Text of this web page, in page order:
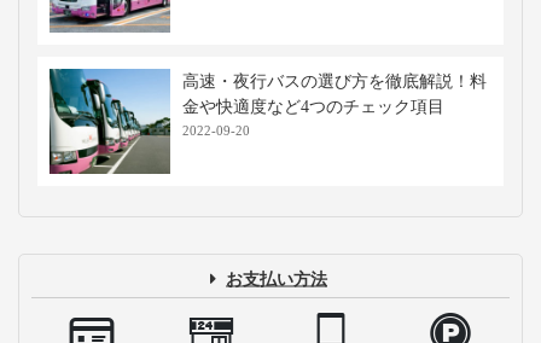
高速・夜行バスの選び方を徹底解説！料
金や快適度など4つのチェック項目
2022-09-20
お支払い方法